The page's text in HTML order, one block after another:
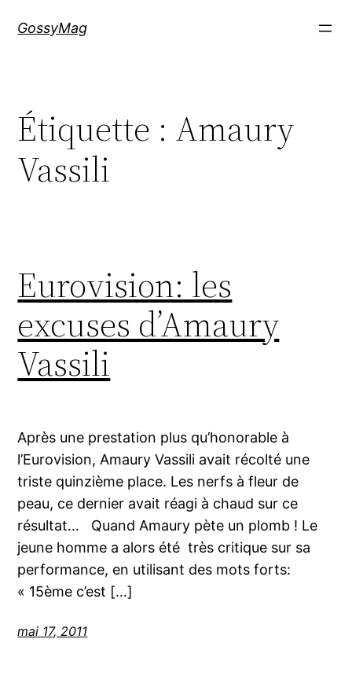
GossyMag
Étiquette : Amaury
Vassili
Eurovision: les
excuses d’Amaury
Vassili
Après une prestation plus qu’honorable à
l’Eurovision, Amaury Vassili avait récolté une
triste quinzième place. Les nerfs à fleur de
peau, ce dernier avait réagi à chaud sur ce
résultat… Quand Amaury pète un plomb ! Le
jeune homme a alors été très critique sur sa
performance, en utilisant des mots forts:
« 15ème c’est […]
mai 17, 2011